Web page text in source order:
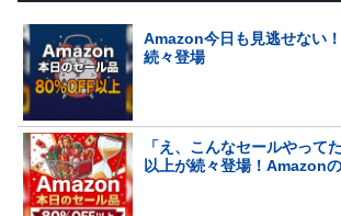
Amazon今日も見逃せない
続々登場
「え、こんなセールやって
以上が続々登場！Amazon